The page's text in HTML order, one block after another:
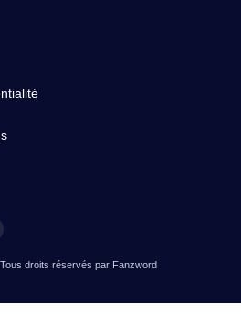
droits réservés par Fanzword